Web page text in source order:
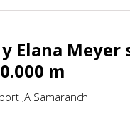
Elana Meyer
m
JA Samaranch